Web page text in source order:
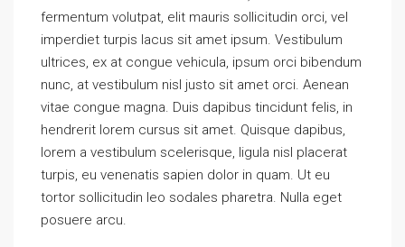
fermentum volutpat, elit mauris sollicitudin orci, vel
imperdiet turpis lacus sit amet ipsum. Vestibulum
ultrices, ex at congue vehicula, ipsum orci bibendum
nunc, at vestibulum nisl justo sit amet orci. Aenean
vitae congue magna. Duis dapibus tincidunt felis, in
hendrerit lorem cursus sit amet. Quisque dapibus,
lorem a vestibulum scelerisque, ligula nisl placerat
turpis, eu venenatis sapien dolor in quam. Ut eu
tortor sollicitudin leo sodales pharetra. Nulla eget
posuere arcu.